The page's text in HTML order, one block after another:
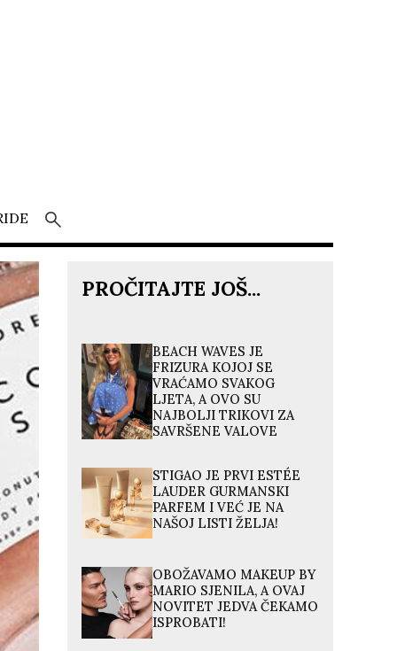
PROČITAJTE JOŠ...
BEACH WAVES JE
FRIZURA KOJOJ SE
VRAĆAMO SVAKOG
LJETA, A OVO SU
NAJBOLJI TRIKOVI ZA
SAVRŠENE VALOVE
STIGAO JE PRVI ESTÉE
LAUDER GURMANSKI
PARFEM I VEĆ JE NA
NAŠOJ LISTI ŽELJA!
OBOŽAVAMO MAKEUP BY
MARIO SJENILA, A OVAJ
NOVITET JEDVA ČEKAMO
ISPROBATI!